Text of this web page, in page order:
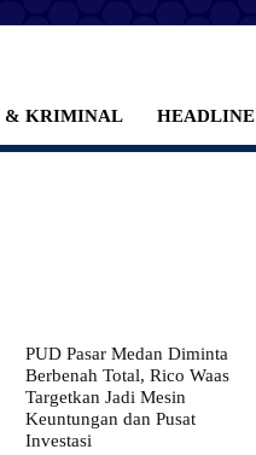
& KRIMINAL HEADLINE
PUD Pasar Medan Diminta
Berbenah Total, Rico Waas
Targetkan Jadi Mesin
Keuntungan dan Pusat
Investasi